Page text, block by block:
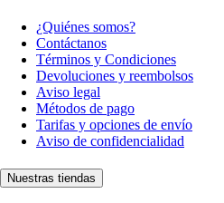
¿Quiénes somos?
Contáctanos
Términos y Condiciones
Devoluciones y reembolsos
Aviso legal
Métodos de pago
Tarifas y opciones de envío
Aviso de confidencialidad
Nuestras tiendas